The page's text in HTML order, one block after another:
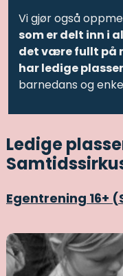
Vi gjør også
som er delt inn i
det være fullt på
har ledige
barnedans og
Ledige
Egentrening 16+